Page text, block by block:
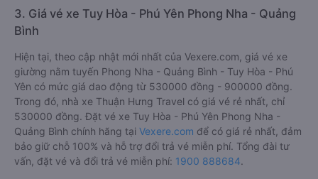
3. Giá vé xe Tuy Hòa - Phú Yên Phong Nha - Quảng
Bình
Hiện tại, theo cập nhật mới nhất của Vexere.com, giá vé xe
giường nằm tuyến Phong Nha - Quảng Bình - Tuy Hòa - Phú
Yên có mức giá dao động từ 530000 đồng - 900000 đồng.
Trong đó, nhà xe Thuận Hưng Travel có giá vé rẻ nhất, chỉ
530000 đồng. Đặt vé xe Tuy Hòa - Phú Yên Phong Nha -
Quảng Bình chính hãng tại Vexere.com để có giá rẻ nhất, đảm
bảo giữ chỗ 100% và hỗ trợ đổi trả vé miễn phí. Tổng đài tư
vấn, đặt vé và đổi trả vé miễn phí: 1900 888684.